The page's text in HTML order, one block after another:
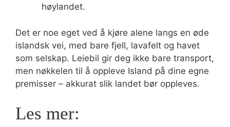
høylandet.
Det er noe eget ved å kjøre alene langs en øde
islandsk vei, med bare fjell, lavafelt og havet
som selskap. Leiebil gir deg ikke bare transport,
men nøkkelen til å oppleve Island på dine egne
premisser – akkurat slik landet bør oppleves.
Les mer: